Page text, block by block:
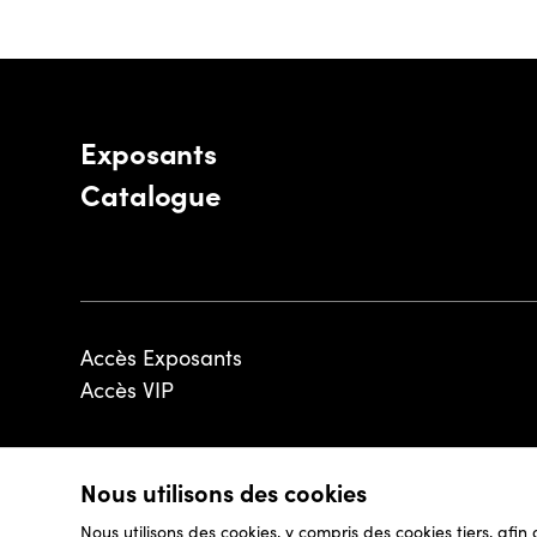
Nous utilisons des cookies
Nous utilisons des cookies, y compris des cookies tiers,
Exposants
Catalogue
Accès Exposants
Accès VIP
© 2026 - Luxembourg Art Week S.A.